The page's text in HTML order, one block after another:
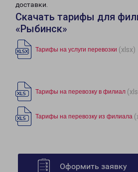
доставки.
Скачать тарифы для
«Рыбинск»
Тарифы на услуги перевозки (xlsx)
Тарифы на перевозку в филиал
Тарифы на перевозку из филиала
Оформить заявку